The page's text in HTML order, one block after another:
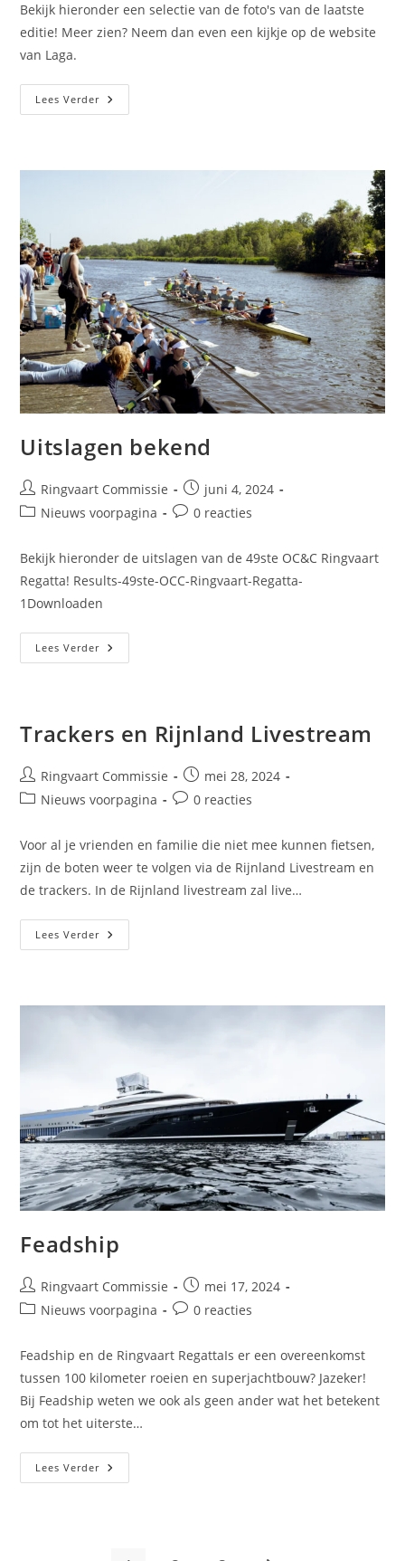
Bekijk hieronder een selectie van de foto's van de laatste
editie! Meer zien? Neem dan even een kijkje op de website
van Laga.
Lees Verder
Uitslagen bekend
Ringvaart Commissie
juni 4, 2024
Nieuws voorpagina
0 reacties
Bekijk hieronder de uitslagen van de 49ste OC&C Ringvaart
Regatta! Results-49ste-OCC-Ringvaart-Regatta-
1Downloaden
Lees Verder
Trackers en Rijnland Livestream
Ringvaart Commissie
mei 28, 2024
Nieuws voorpagina
0 reacties
Voor al je vrienden en familie die niet mee kunnen fietsen,
zijn de boten weer te volgen via de Rijnland Livestream en
de trackers. In de Rijnland livestream zal live…
Lees Verder
Feadship
Ringvaart Commissie
mei 17, 2024
Nieuws voorpagina
0 reacties
Feadship en de Ringvaart RegattaIs er een overeenkomst
tussen 100 kilometer roeien en superjachtbouw? Jazeker!
Bij Feadship weten we ook als geen ander wat het betekent
om tot het uiterste…
Lees Verder